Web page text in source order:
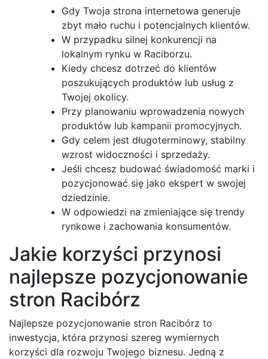
Gdy Twoja strona internetowa generuje
zbyt mało ruchu i potencjalnych klientów.
W przypadku silnej konkurencji na
lokalnym rynku w Raciborzu.
Kiedy chcesz dotrzeć do klientów
poszukujących produktów lub usług z
Twojej okolicy.
Przy planowaniu wprowadzenia nowych
produktów lub kampanii promocyjnych.
Gdy celem jest długoterminowy, stabilny
wzrost widoczności i sprzedaży.
Jeśli chcesz budować świadomość marki i
pozycjonować się jako ekspert w swojej
dziedzinie.
W odpowiedzi na zmieniające się trendy
rynkowe i zachowania konsumentów.
Jakie korzyści przynosi
najlepsze pozycjonowanie
stron Racibórz
Najlepsze pozycjonowanie stron Racibórz to
inwestycja, która przynosi szereg wymiernych
korzyści dla rozwoju Twojego biznesu. Jedną z